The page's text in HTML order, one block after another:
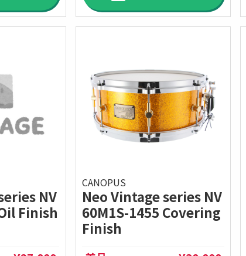
NV
Finish
CANOPUS
Neo Vintage series NV
60M1S-1455 Covering
Finish